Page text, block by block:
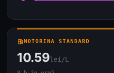
local_gas_stationMOTORINA STANDARD
10.59lei/L